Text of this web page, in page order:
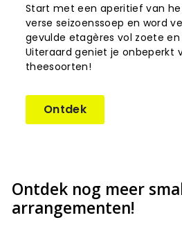
Start met een aperitief van
verse seizoenssoep en word
gevulde etagères vol zoete
Uiteraard geniet je onbeperkt
theesoorten!
Ontdek
Ontdek nog meer
arrangementen!